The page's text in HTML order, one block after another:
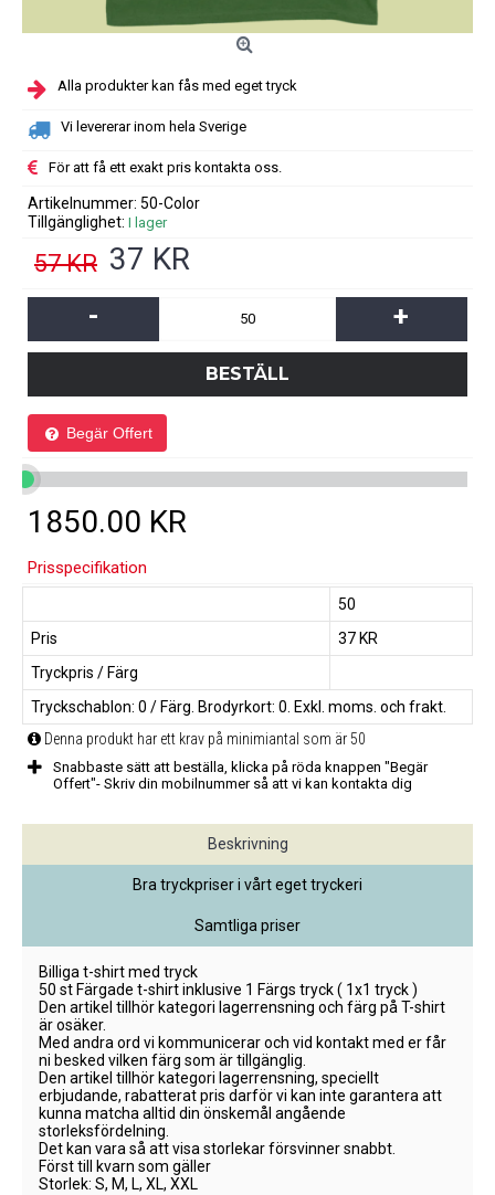
Alla produkter kan fås med eget tryck
Vi levererar inom hela Sverige
För att få ett exakt pris kontakta oss.
Artikelnummer: 50-Color
Tillgänglighet: I lager
57 KR 37 KR
- +
BESTÄLL
Begär Offert
1850.00 KR
Prisspecifikation
50
Pris
37 KR
Tryckpris / Färg
Tryckschablon: 0 / Färg. Brodyrkort: 0. Exkl. moms. och frakt.
Denna produkt har ett krav på minimiantal som är 50
Snabbaste sätt att beställa, klicka på röda knappen "Begär
Offert"- Skriv din mobilnummer så att vi kan kontakta dig
Beskrivning
Bra tryckpriser i vårt eget tryckeri
Samtliga priser
Billiga t-shirt med tryck
50 st Färgade t-shirt inklusive 1 Färgs tryck ( 1x1 tryck )
Den artikel tillhör kategori lagerrensning och färg på T-shirt
är osäker.
Med andra ord vi kommunicerar och vid kontakt med er får
ni besked vilken färg som är tillgänglig.
Den artikel tillhör kategori lagerrensning, speciellt
erbjudande, rabatterat pris darför vi kan inte garantera att
kunna matcha alltid din önskemål angående
storleksfördelning.
Det kan vara så att visa storlekar försvinner snabbt.
Först till kvarn som gäller
Storlek: S, M, L, XL, XXL